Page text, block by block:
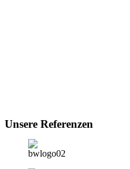
Unsere Referenzen